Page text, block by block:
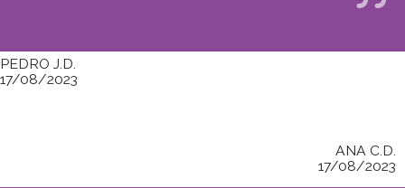
PEDRO J.D.
17/08/2023
ANA C.D.
17/08/2023